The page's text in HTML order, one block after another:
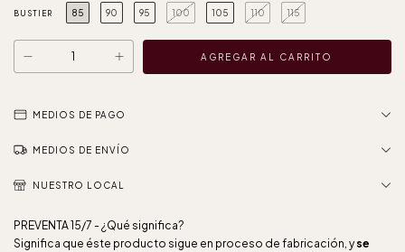
BUSTIER 85 90 95 100 105 110 115
MEDIOS DE PAGO
MEDIOS DE ENVÍO
NUESTRO LOCAL
PREVENTA 15/7 - ¿Qué significa?
Significa que éste producto sigue en proceso de fabricación, yse